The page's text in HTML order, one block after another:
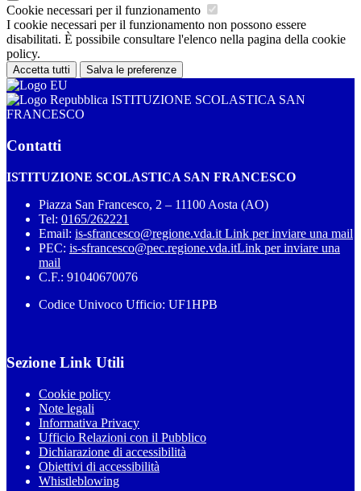
Cookie necessari per il funzionamento
I cookie necessari per il funzionamento non possono essere
disabilitati. È possibile consultare l'elenco nella pagina della cookie
policy.
Accetta tutti Salva le preferenze
ISTITUZIONE SCOLASTICA SAN
FRANCESCO
Contatti
ISTITUZIONE SCOLASTICA SAN FRANCESCO
Piazza San Francesco, 2 – 11100 Aosta (AO)
Tel: 0165/262221
Email: is-sfrancesco@regione.vda.it Link per inviare una mail
PEC: is-sfrancesco@pec.regione.vda.itLink per inviare una
mail
C.F.: 91040670076
Codice Univoco Ufficio: UF1HPB
Sezione Link Utili
Cookie policy
Note legali
Informativa Privacy
Ufficio Relazioni con il Pubblico
Dichiarazione di accessibilità
Obiettivi di accessibilità
Whistleblowing